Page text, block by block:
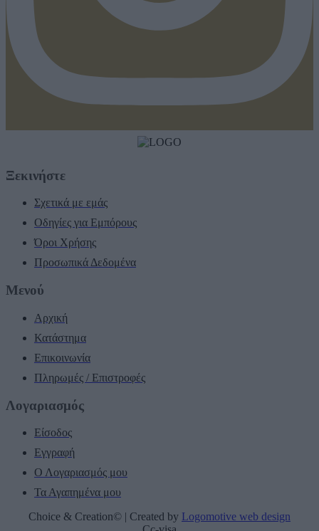
Ξεκινήστε
Σχετικά με εμάς
Οδηγίες για Εμπόρους
Όροι Χρήσης
Προσωπικά Δεδομένα
Μενού
Αρχική
Κατάστημα
Επικοινωνία
Πληρωμές / Επιστροφές
Λογαριασμός
Είσοδος
Εγγραφή
Ο Λογαριασμός μου
Τα Αγαπημένα μου
Choice & Creation© | Created by Logomotive web design